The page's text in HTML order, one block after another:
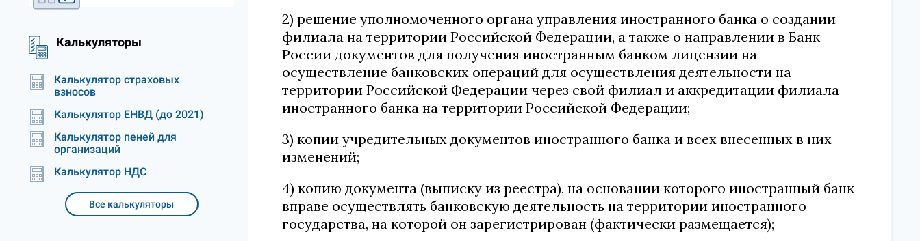
Калькуляторы
Калькулятор страховых
взносов
Калькулятор ЕНВД (до 2021)
Калькулятор пеней для
организаций
Калькулятор НДС
Все калькуляторы
2) решение уполномоченного органа управления иностранного банка о создании
филиала на территории Российской Федерации, а также о направлении в Банк
России документов для получения иностранным банком лицензии на
осуществление банковских операций для осуществления деятельности на
территории Российской Федерации через свой филиал и аккредитации филиала
иностранного банка на территории Российской Федерации;
3) копии учредительных документов иностранного банка и всех внесенных в них
изменений;
4) копию документа (выписку из реестра), на основании которого иностранный банк
вправе осуществлять банковскую деятельность на территории иностранного
государства, на которой он зарегистрирован (фактически размещается);